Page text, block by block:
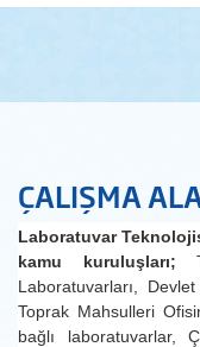
ÇALIŞMA
Laboratuvar
kamu kuruluşları;
Laboratuvarları,
Toprak Mahsulleri
bağlı laboratuvarlar,